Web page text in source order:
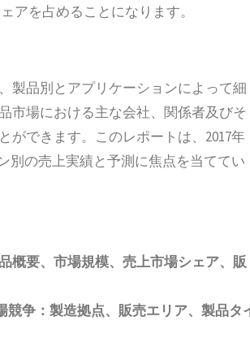
アを占めることになります。
製品別とアプリケーションによって細
市場における主な会社、関係者及びそ
ができます。このレポートは、2017年
別の売上実績と予測に焦点を当ててい
概要、市場規模、売上市場シェア、販
争：製造拠点、販売エリア、製品タ